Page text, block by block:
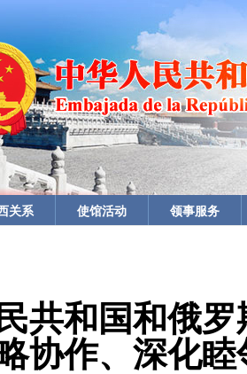
关系 使馆活动 领事服务
共和国和俄
协作、深化